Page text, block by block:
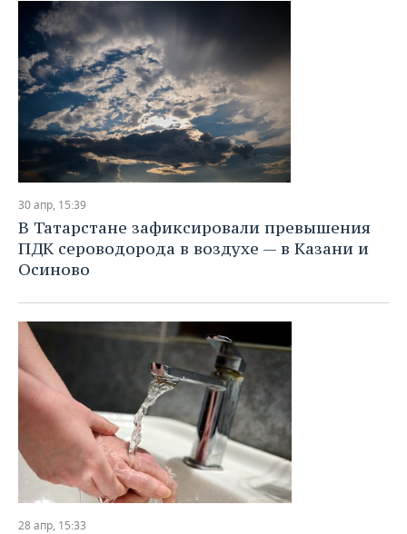
ХОККЕЙ С МЯЧОМ
ПРОИСШЕСТВИЯ
30 апр, 15:39
В Татарстане зафиксировали превышения
ПДК сероводорода в воздухе — в Казани и
Осиново
28 апр, 15:33